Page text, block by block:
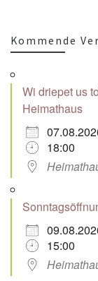
Kommende
Wi driepet us
Heimathaus
18:00
15:00